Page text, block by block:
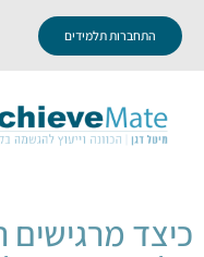
התחברות תלמידים
כיצד מרגישים